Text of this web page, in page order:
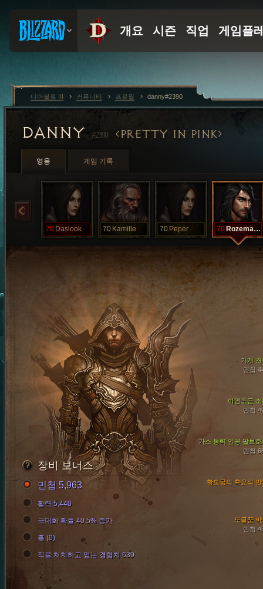
DANNY #2390 PRETTY IN PINK
영웅 게임 기록
70 Daslook 70 Kamille 70 Peper 70 Rozemarijn
아연도금 조
민첩
가스 동력 인공 팔보호
민첩
기계 견
민첩
도굴꾼
민첩
황도궁의 흑요석 반
장비 보너스
민첩 5,963
활력 5,440
극대화 확률 40.5% 증가
홈 (0)
적을 처치하고 얻는 경험치 639
디아블로 III 커뮤니티 프로필 danny#2390